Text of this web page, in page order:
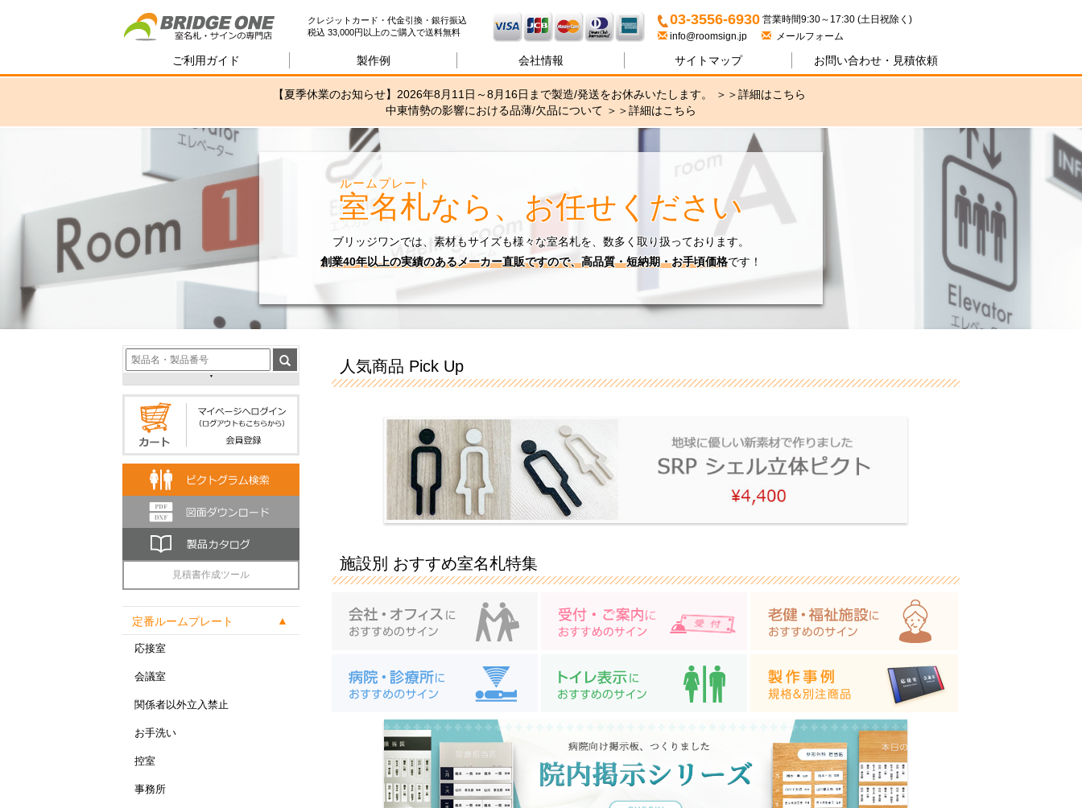
室名札・サインの専門店ブリッジワン
クレジットカード・代金引換・銀行振込
税込 33,000円以上のご購入で送料無料
03-3556-6930
営業時間9:30～17:30 (土日祝除く)
info@roomsign.jp
メールフォーム
ご利用ガイド 製作例 会社情報 サイトマップ お問い合わせ・ 見積依頼
【夏季休業のお知らせ】2026年8月11日～8月16日まで製造/発送をお休みいたします。 ＞＞詳細はこちら
中東情勢の影響における品薄/欠品について ＞＞詳細はこちら
室名札
ルームプレート
なら、お任せください
ブリッジワンでは、素材もサイズも様々な室名札を、数多く取り扱っております。
創業40年以上の実績のあるメーカー直販ですので、高品質・短納期・お手頃価格です！
見積書作成ツール
定番ルームプレート
応接室
会議室
関係者以外立入禁止
お手洗い
控室
事務所
人気商品 Pick Up
施設別 おすすめ室名札特集